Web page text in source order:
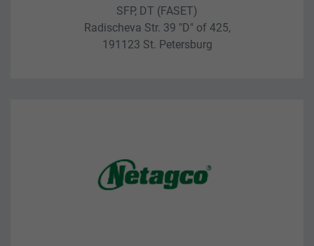
SFP, DT (FASET)
Radischeva Str. 39 "D" of 425,
191123 St. Petersburg